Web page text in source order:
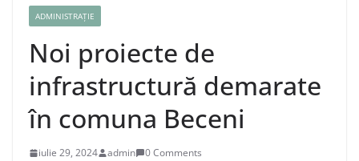
ADMINISTRAȚIE
Noi proiecte de
infrastructură demarate
în comuna Beceni
iulie 29, 2024 admin 0 Comments